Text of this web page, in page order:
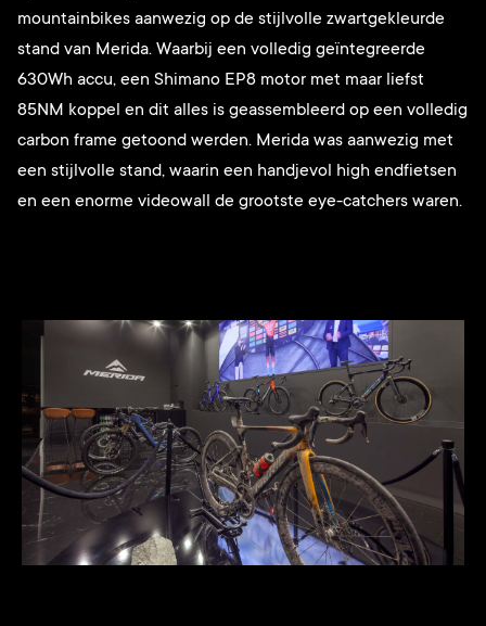
mountainbikes aanwezig op de stijlvolle zwartgekleurde
stand van Merida. Waarbij een volledig geïntegreerde
630Wh accu, een Shimano EP8 motor met maar liefst
85NM koppel en dit alles is geassembleerd op een volledig
carbon frame getoond werden. Merida was aanwezig met
een stijlvolle stand, waarin een handjevol high endfietsen
en een enorme videowall de grootste eye-catchers waren.